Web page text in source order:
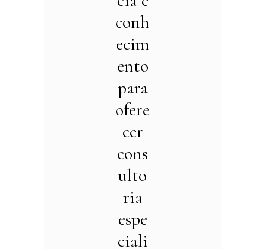
conh
ecim
ento
para
ofere
cer
cons
ulto
ria
espe
ciali